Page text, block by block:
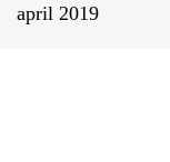
april 2019